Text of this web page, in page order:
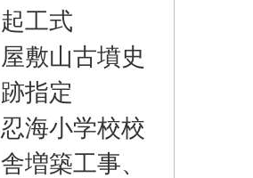
起工式
屋敷山古墳史
跡指定
忍海小学校校
舎増築工事、